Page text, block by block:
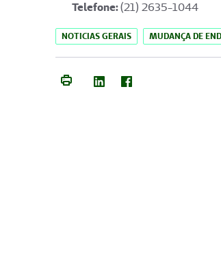
Telefone:(21) 2635-1044
NOTICIAS GERAIS MUDANÇA DE